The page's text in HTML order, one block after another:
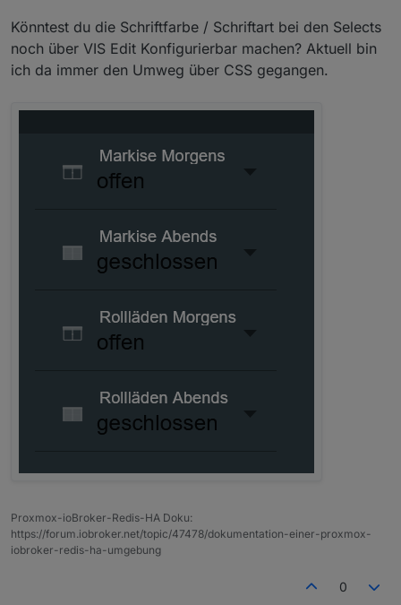
Könntest du die Schriftfarbe / Schriftart bei den Selects
noch über VIS Edit Konfigurierbar machen? Aktuell bin
ich da immer den Umweg über CSS gegangen.
Proxmox-ioBroker-Redis-HA Doku:
https://forum.iobroker.net/topic/47478/dokumentation-einer-proxmox-
iobroker-redis-ha-umgebung
0